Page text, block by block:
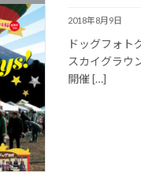
2018年8月9日
ドッグフォト
スカイグラウ
開催 […]